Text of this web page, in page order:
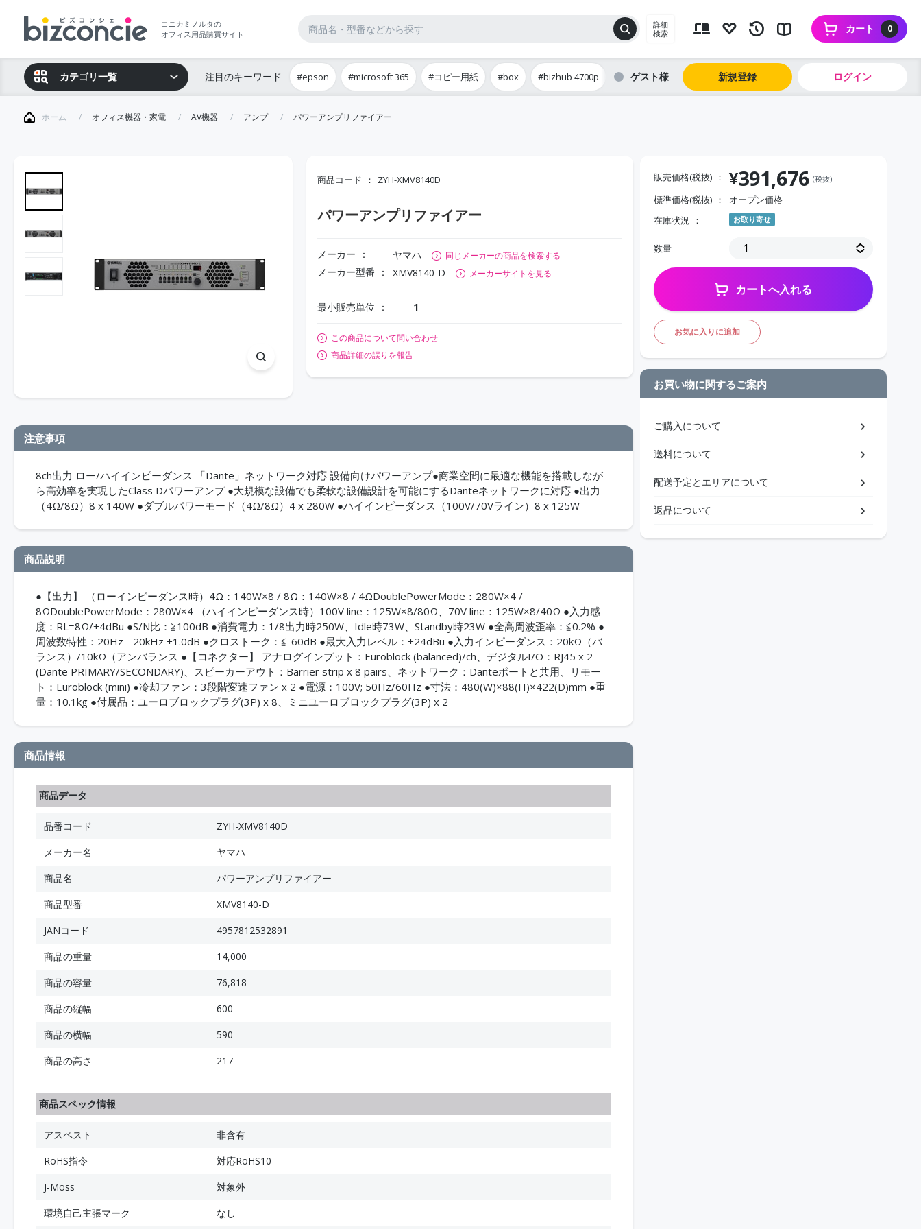
コニカミノルタの
オフィス用品購買サイト
詳細
検索
0
カート
カテゴリ一覧 注目のキーワード #epson #microsoft 365 #コピー用紙 #box #bizhub 4700p ゲスト 新規登録 ログイン
ホーム オフィス機器・家電 AV機器 アンプ パワーアンプリファイアー
商品コード ZYH-XMV8140D
パワーアンプリファイアー
メーカー ヤマハ 同じメーカーの商品を検索する
メーカー型番 XMV8140-D メーカーサイトを見る
最小販売単位 1
この商品について問い合わせ
商品詳細の誤りを報告
注意事項
8ch出力 ロー/ハイインピーダンス 「Dante」ネットワーク対応 設備向けパワーアンプ●商業空間に最適な機能を搭載しなが
ら高効率を実現したClass Dパワーアンプ ●大規模な設備でも柔軟な設備設計を可能にするDanteネットワークに対応 ●出力
（4Ω/8Ω）8 x 140W ●ダブルパワーモード（4Ω/8Ω）4 x 280W ●ハイインピーダンス（100V/70Vライン）8 x 125W
商品説明
●【出力】 （ローインピーダンス時）4Ω：140W×8 / 8Ω：140W×8 / 4ΩDoublePowerMode：280W×4 /
8ΩDoublePowerMode：280W×4 （ハイインピーダンス時）100V line：125W×8/80Ω、70V line：125W×8/40Ω ●入力感
度：RL=8Ω/+4dBu ●S/N比：≧100dB ●消費電力：1/8出力時250W、Idle時73W、Standby時23W ●全高周波歪率：≦0.2% ●
周波数特性：20Hz - 20kHz ±1.0dB ●クロストーク：≦-60dB ●最大入力レベル：+24dBu ●入力インピーダンス：20kΩ（バ
ランス）/10kΩ（アンバランス ●【コネクター】 アナログインプット：Euroblock (balanced)/ch、デジタルI/O：RJ45 x 2
(Dante PRIMARY/SECONDARY)、スピーカーアウト：Barrier strip x 8 pairs、ネットワーク：Danteポートと共用、リモー
ト：Euroblock (mini) ●冷却ファン：3段階変速ファン x 2 ●電源：100V; 50Hz/60Hz ●寸法：480(W)×88(H)×422(D)mm ●重
量：10.1kg ●付属品：ユーロブロックプラグ(3P) x 8、ミニユーロブロックプラグ(3P) x 2
商品情報
商品データ
品番コード
ZYH-XMV8140D
メーカー名
ヤマハ
商品名
パワーアンプリファイアー
商品型番
XMV8140-D
JANコード
4957812532891
商品の重量
14,000
商品の容量
76,818
商品の縦幅
600
商品の横幅
590
商品の高さ
217
商品スペック情報
アスベスト
非含有
RoHS指令
対応RoHS10
J-Moss
対象外
環境自己主張マーク
なし
販売価格(税抜) ¥391,676 (税抜)
標準価格(税抜)
オープン価格
在庫状況
お取り寄せ
数量
カートへ入れる
お気に入りに追加
お買い物に関するご案内
ご購入について
送料について
配送予定とエリアについて
返品について